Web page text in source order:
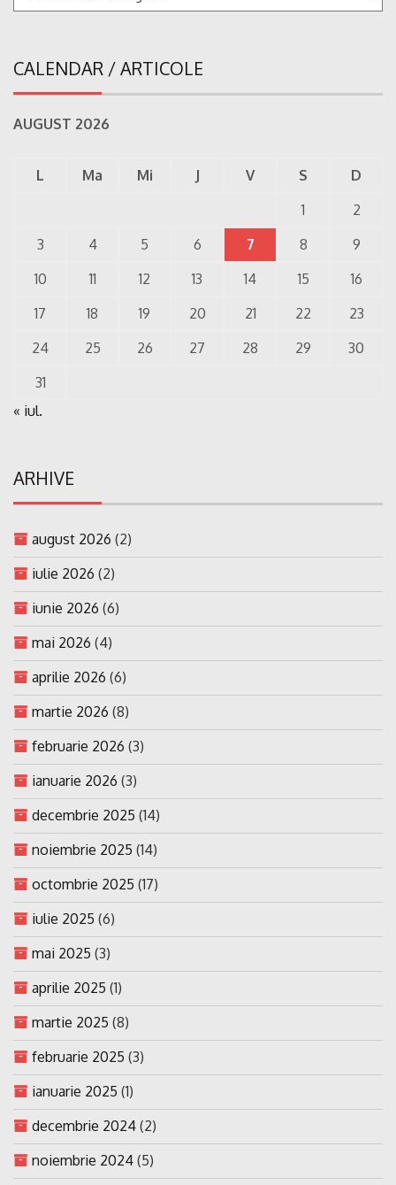
CALENDAR / ARTICOLE
AUGUST 2026
L Ma Mi J V S
D
1
2
3
4 5 6 7 8
9
10
11 12 13 14 15
16
17
18 19 20 21 22
23
24
25 26 27 28 29
30
31
« iul.
ARHIVE
august 2026 (2)
iulie 2026 (2)
iunie 2026 (6)
mai 2026 (4)
aprilie 2026 (6)
martie 2026 (8)
februarie 2026 (3)
ianuarie 2026 (3)
decembrie 2025 (14)
noiembrie 2025 (14)
octombrie 2025 (17)
iulie 2025 (6)
mai 2025 (3)
aprilie 2025 (1)
martie 2025 (8)
februarie 2025 (3)
ianuarie 2025 (1)
decembrie 2024 (2)
noiembrie 2024 (5)